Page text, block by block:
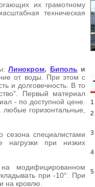
их грамотному
техническая
Линокром, Биполь и
от воды. При этом с
и долговечность. В то
Первый материал
- по доступной цене.
горизонтальные,
сезона специалистами
нагрузки при низких
модифицированном
при -10°. При
на кровлю.
1
2
3
4
5